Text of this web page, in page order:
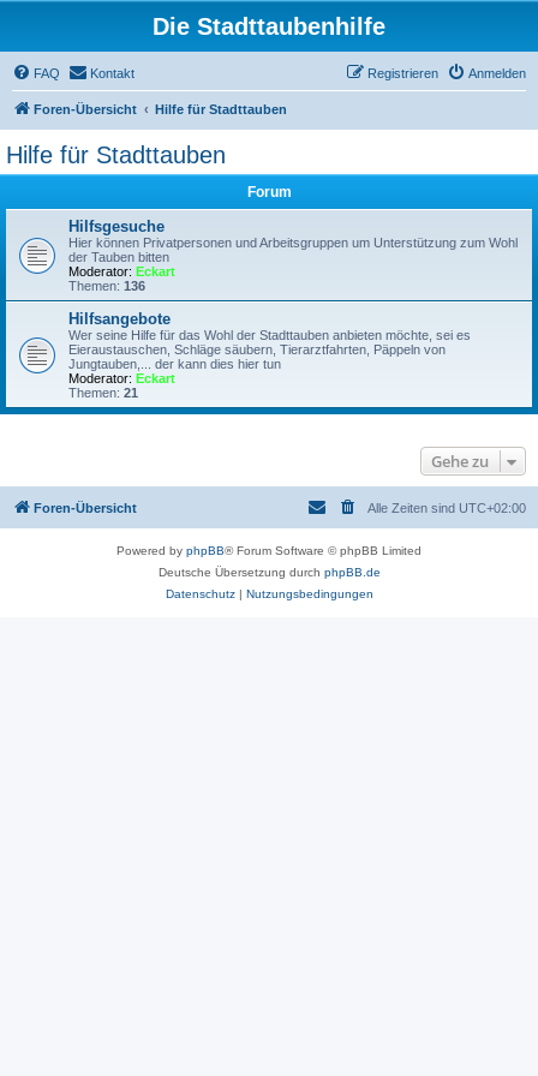
Die Stadttaubenhilfe
FAQ Kontakt Anmelden
Registrieren
Foren-Übersicht Hilfe für Stadttauben
Hilfe für Stadttauben
Forum
Hilfsgesuche
Hier können Privatpersonen und Arbeitsgruppen um Unterstützung zum Wohl
der Tauben bitten
Moderator: Eckart
Themen: 136
Hilfsangebote
Wer seine Hilfe für das Wohl der Stadttauben anbieten möchte, sei es
Eieraustauschen, Schläge säubern, Tierarztfahrten, Päppeln von
Jungtauben,... der kann dies hier tun
Moderator: Eckart
Themen: 21
Gehe zu
Foren-Übersicht Alle Zeiten sind UTC+02:00
Powered by phpBB® Forum Software © phpBB Limited
Deutsche Übersetzung durch phpBB.de
Datenschutz| Nutzungsbedingungen